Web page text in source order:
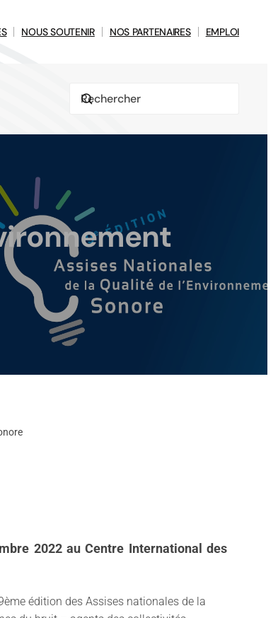
NOUS SOUTENIR NOS PARTENAIRES EMPLOI
2022 au Centre International des
édition des Assises nationales de la